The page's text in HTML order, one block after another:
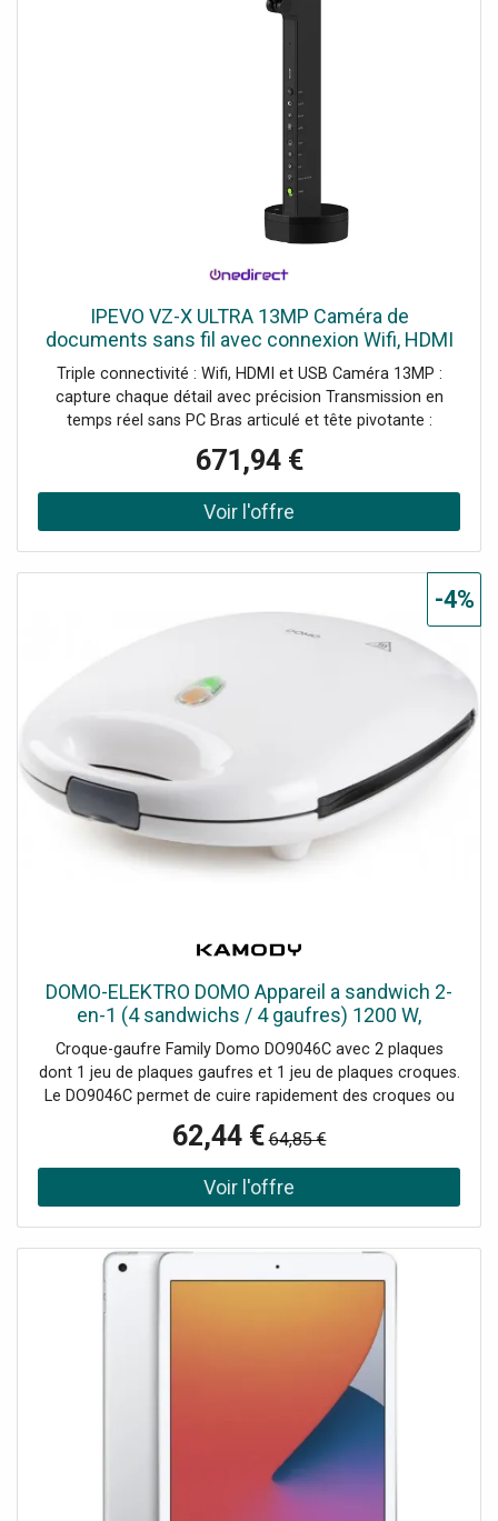
IPEVO VZ-X ULTRA 13MP Caméra de
documents sans fil avec connexion Wifi, HDMI
et USB pour capturer en temps réel depuis tous
vos appareils.
Triple connectivité : Wifi, HDMI et USB Caméra 13MP :
capture chaque détail avec précision Transmission en
temps réel sans PC Bras articulé et tête pivotante :
EyeStage et Whiteboard Autonomie : jusqu'à 9 heures
Base stable avec indicateurs d'état LED Touches
physiques : zoom, rotation, exposition et filtres Micro
omnidirectionnel pour la vidéoconférence (USB)
671,94 €
DOMO-ELEKTRO DOMO Appareil a sandwich 2-
en-1 (4 sandwichs / 4 gaufres) 1200 W,
DO9046C
Croque-gaufre Family Domo DO9046C avec 2 plaques
dont 1 jeu de plaques gaufres et 1 jeu de plaques croques.
Le DO9046C permet de cuire rapidement des croques ou
mise sous tension et pret a l'emploi. Spécifications: •
Puissance : 1200 W • Matiere corps : Plasqtique •
Revetement anti-adhésif • Coloris : Blanc • Nombre de
plaques : 2 • Plaques amovibles : Oui • Plaques anti-
• Thermostat réglable : Non • Dimensions du produit (L x l
x h) : 38,4 x 32,5 x 15,2 cm Photo d'illustration>
62,44 € 64,85 €
-4%